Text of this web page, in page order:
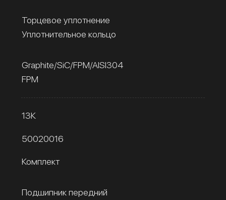
Торцевое уплотнение
Уплотнительное кольцо
Graphite/SiC/FPM/AISI304
FPM
13К
50020016
Комплект
Подшипник передний